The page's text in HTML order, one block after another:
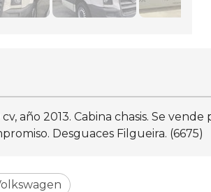
año 2013. Cabina chasis. Se
Desguaces Filgueira. (6675)